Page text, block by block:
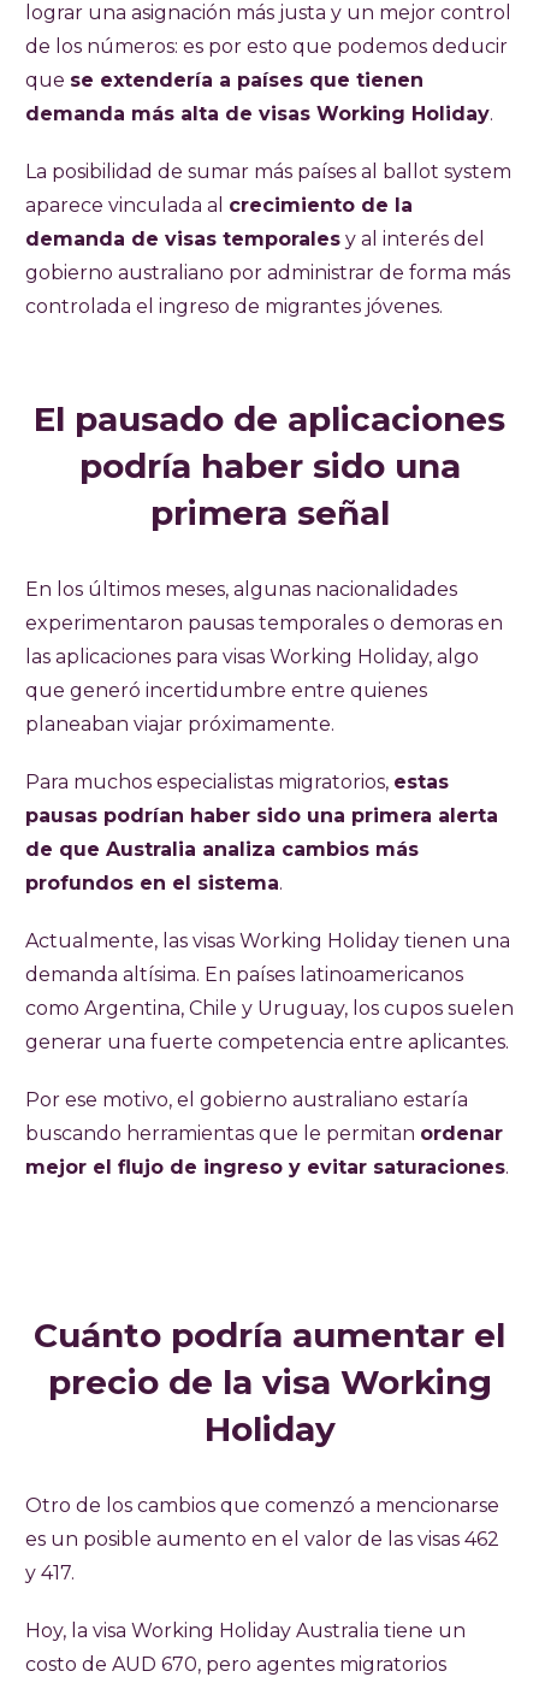
lograr una asignación más justa y un mejor control
de los números: es por esto que podemos deducir
que se extendería a países que tienen
demanda más alta de visas Working Holiday.
La posibilidad de sumar más países al ballot system
aparece vinculada al crecimiento de la
demanda de visas temporales y al interés del
gobierno australiano por administrar de forma más
controlada el ingreso de migrantes jóvenes.
El pausado de aplicaciones
podría haber sido una
primera señal
En los últimos meses, algunas nacionalidades
experimentaron pausas temporales o demoras en
las aplicaciones para visas Working Holiday, algo
que generó incertidumbre entre quienes
planeaban viajar próximamente.
Para muchos especialistas migratorios, estas
pausas podrían haber sido una primera alerta
de que Australia analiza cambios más
profundos en el sistema.
Actualmente, las visas Working Holiday tienen una
demanda altísima. En países latinoamericanos
como Argentina, Chile y Uruguay, los cupos suelen
generar una fuerte competencia entre aplicantes.
Por ese motivo, el gobierno australiano estaría
buscando herramientas que le permitan ordenar
mejor el flujo de ingreso y evitar saturaciones.
Cuánto podría aumentar el
precio de la visa Working
Holiday
Otro de los cambios que comenzó a mencionarse
es un posible aumento en el valor de las visas 462
y 417.
Hoy, la visa Working Holiday Australia tiene un
costo de AUD 670, pero agentes migratorios